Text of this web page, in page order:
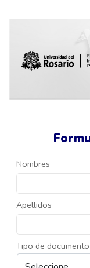
Nombres
Apellidos
Tipo de documento